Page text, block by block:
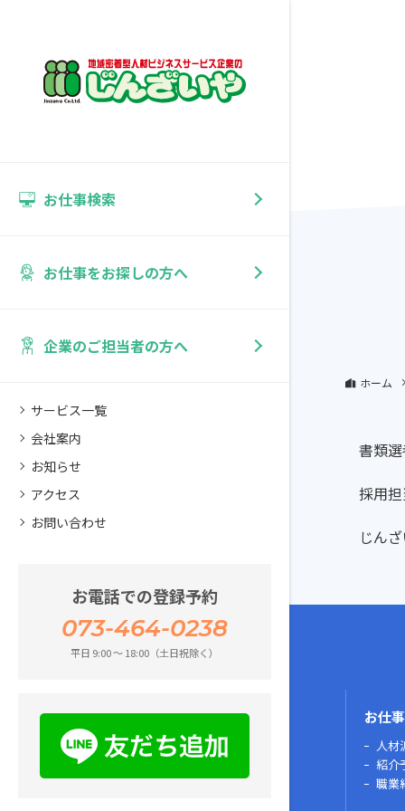
お仕事検索
お仕事をお探しの方へ
企業のご担当者の方へ
サービス一覧
会社案内
お知らせ
アクセス
お問い合わせ
お電話での登録予約
073-464-0238
平日 9:00 ～ 18:00（土日祝除く）
ホーム
書類
採用
じん
お仕
人材
紹介
職業